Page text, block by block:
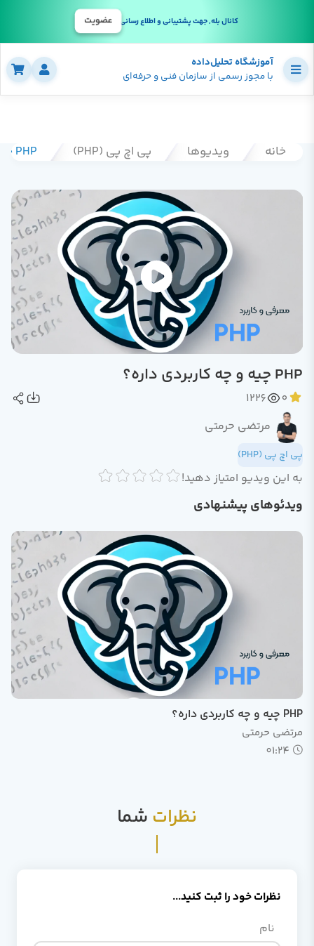
کانال بله, جهت پشتیبانی و اطلاع رسانی عضویت
آموزشگاه تحلیل‌داده
با مجوز رسمی از سازمان فنی و حرفه‌ای
خانه ویدیوها پی اچ پی (PHP) PHP چیه و چه کاربردی داره؟
PHP چیه و چه کاربردی داره؟
0
1226
مرتضی حرمتی
پی اچ پی (PHP)
به این ویدیو امتیاز دهید!
نظرات شما
نظرات خود را ثبت کنید...
نام
ویدئوهای پیشنهادی
PHP چیه و چه کاربردی داره؟
مرتضی حرمتی
01:24